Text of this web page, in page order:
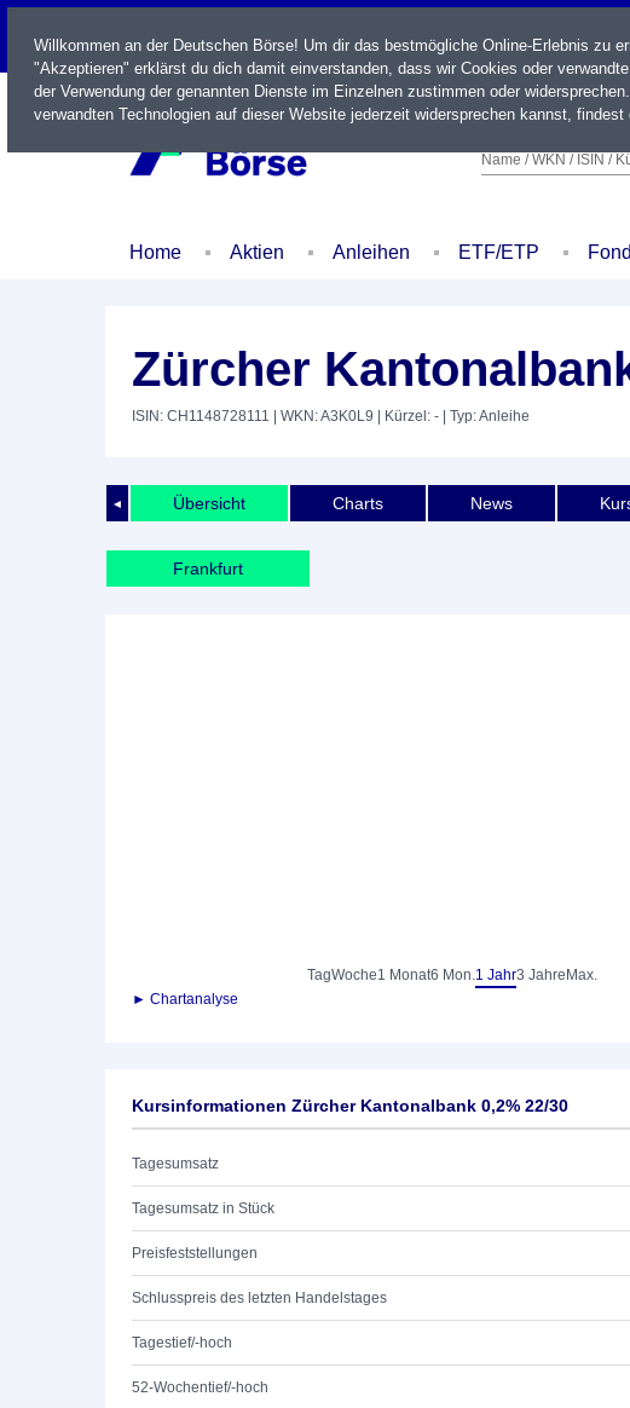
LIVE
Name / WKN / ISIN /
Home Aktien Anleihen ETF/ETP
Zürcher
ISIN: CH1148728111 | WKN: A3K0L9 | Kürzel: - | Typ: Anleihe
◄ Übersicht Charts News
Frankfurt
TagWoche1 Monat6 Mon.1 Jahr3 Jahre Max.
► Chartanalyse
Kursinformationen Zürcher Kantonalbank 0,2% 22/30
Tagesumsatz
Tagesumsatz in Stück
Preisfeststellungen
Schlusspreis des letzten Handelstages
Tagestief/-hoch
52-Wochentief/-hoch
Willkommen an der Deutschen Börse! Um dir das bestmögliche Online-Erlebnis zu
"Akzeptieren" erklärst du dich damit einverstanden, dass wir Cookies oder
der Verwendung der genannten Dienste im Einzelnen zustimmen oder
verwandten Technologien auf dieser Website jederzeit widersprechen kannst, findest